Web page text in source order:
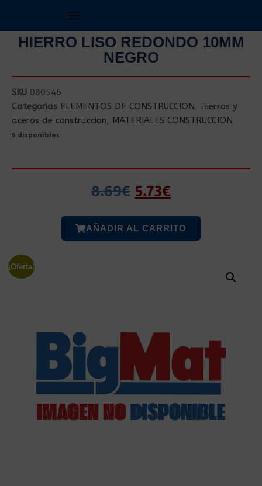
HIERRO LISO REDONDO 10MM
NEGRO
SKU 080546
Categorías ELEMENTOS DE CONSTRUCCION, Hierros y
aceros de construccion, MATERIALES CONSTRUCCION
5 disponibles
8.69€ 5.73€
AÑADIR AL CARRITO
¡Oferta!